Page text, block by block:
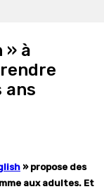
» à
ans
» propose des
aux adultes. Et